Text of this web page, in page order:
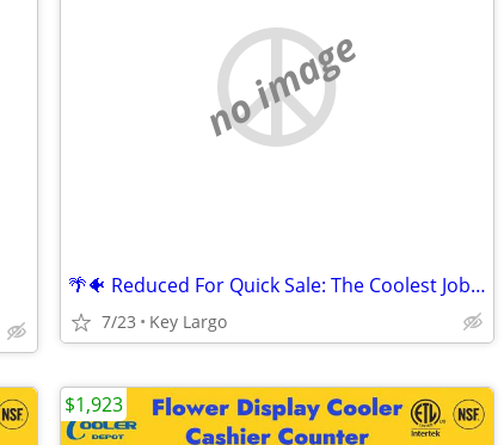
no image
🌴🐠 Reduced For Quick Sale: The Coolest Job in the Florida Keys! 🐠🌴
7/23 Key Largo
$1,923